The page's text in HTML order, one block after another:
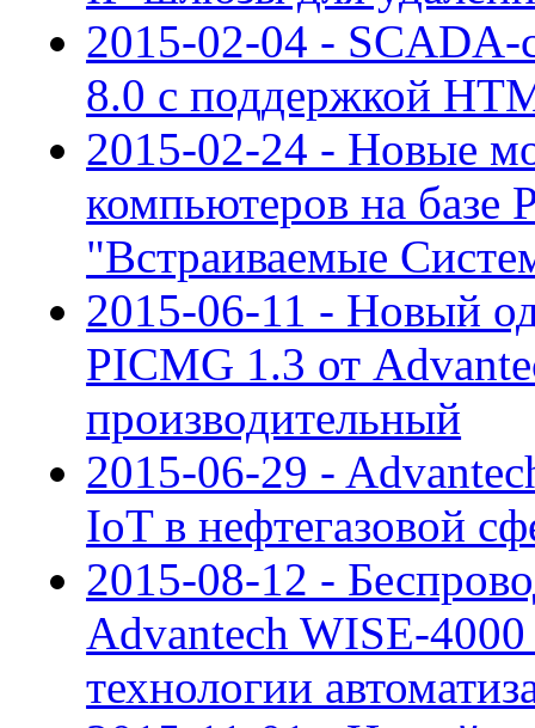
2015-02-04 - SCADA-
8.0 с поддержкой
2015-02-24 - Новые
компьютеров на базе
"Встраиваемые
2015-06-11 - Новый
PICMG 1.3 от
производительный
2015-06-29 -
IoT в нефтегазовой
2015-08-12 -
Advantech WISE-
технологии